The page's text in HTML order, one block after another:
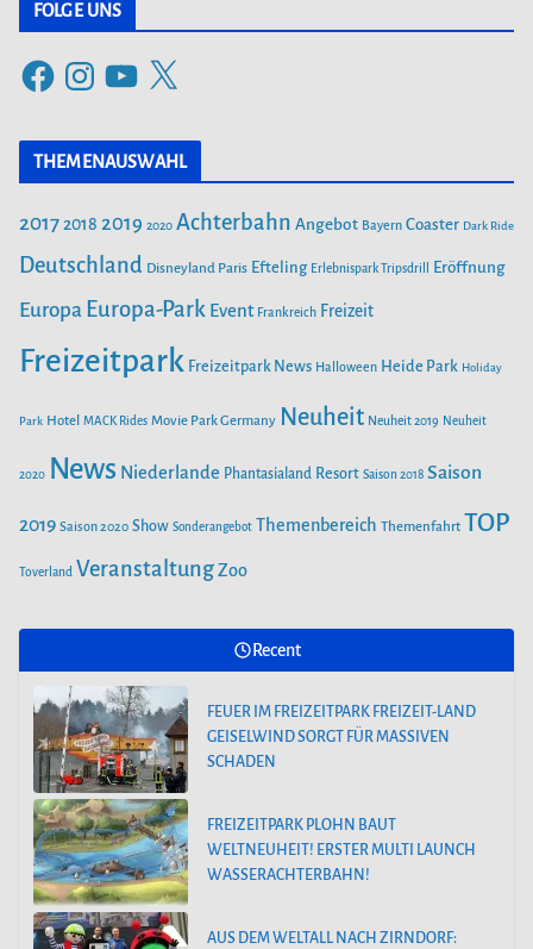
g
e
n
FOLGE UNS
F
c
o
o
s
t
g
r
m
Y
u
T
b
e
X
THEMENAUSWAHL
2017 2018 2019 2020 Achterbahn Angebot Bayern Coaster Dark Ride
Deutschland Disneyland Paris Efteling Erlebnispark Tripsdrill Eröffnung
Europa Europa-Park Event Frankreich Freizeit
Freizeitpark Freizeitpark News Halloween Heide Park Holiday
Park Hotel MACK Rides Movie Park Germany Neuheit Neuheit 2019 Neuheit
2020 News Niederlande Phantasialand Resort Saison 2018 Saison
2019 Saison 2020 Show Sonderangebot Themenbereich Themenfahrt TOP
Toverland VeranstaltungZoo
Recent
FEUER IM FREIZEITPARK FREIZEIT-LAND
GEISELWIND SORGT FÜR MASSIVEN
SCHADEN
FREIZEITPARK PLOHN BAUT
WELTNEUHEIT! ERSTER MULTI LAUNCH
WASSERACHTERBAHN!
AUS DEM WELTALL NACH ZIRNDORF: